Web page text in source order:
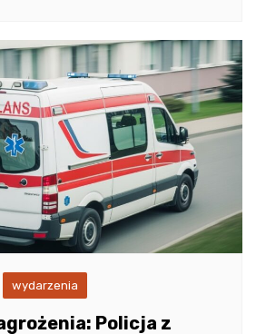
wydarzenia
Policja z